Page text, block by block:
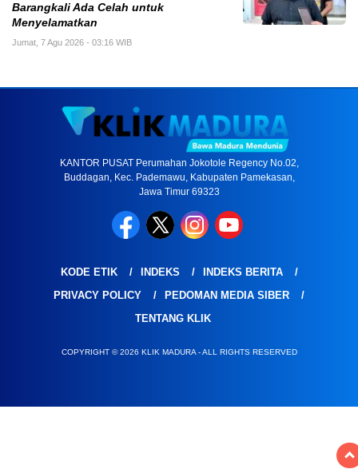
Barangkali Ada Celah untuk
Menyelamatkan
Jumat, 7 Agu 2026 - 03:16 WIB
KANTOR PUSAT Perumahan Jokotole Regency No.02,
Buddagan, Kec. Pademawu, Kabupaten Pamekasan,
Jawa Timur 69323
KODE ETIK INDEKS
INDEKS BERITA
PRIVACY POLICY
PEDOMAN MEDIA SIBER
TENTANG KLIK
COPYRIGHT © 2026 KLIK MADURA - ALL RIGHTS RESERVED